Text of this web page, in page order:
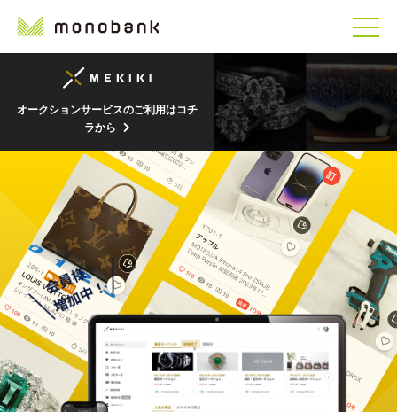
オークションサービスのご利用はコチ
ラから